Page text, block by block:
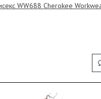
WW688 Cherokee